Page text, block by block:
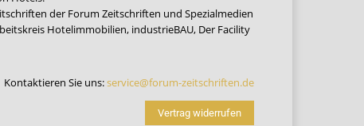
der Forum Zeitschriften und Spezialmedien
Hotelimmobilien, industrieBAU, Der Facility
Kontaktieren Sie uns:service@forum-zeitschriften.de
Vertrag widerrufen